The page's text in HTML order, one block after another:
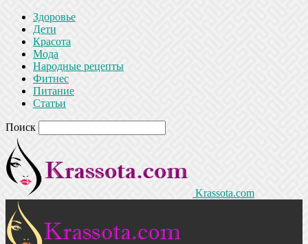
Здоровье
Дети
Красота
Мода
Народные рецепты
Фитнес
Питание
Статьи
Поиск
Krassota.com